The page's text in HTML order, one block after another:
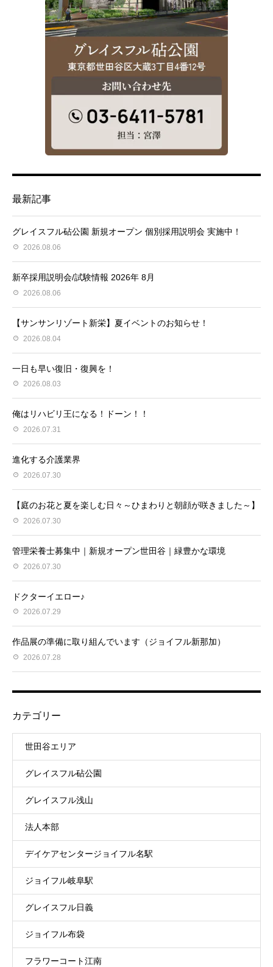
最新記事
グレイスフル砧公園 新規オープン 個別採用説明会 実施中！
2026.08.06
新卒採用説明会/試験情報 2026年 8月
2026.08.06
【サンサンリゾート新栄】夏イベントのお知らせ！
2026.08.04
一日も早い復旧・復興を！
2026.08.03
俺はリハビリ王になる！ドーン！！
2026.07.31
進化する介護業界
2026.07.30
【庭のお花と夏を楽しむ日々～ひまわりと朝顔が咲きました～】
2026.07.30
管理栄養士募集中｜新規オープン世田谷｜緑豊かな環境
2026.07.30
ドクターイエロー♪
2026.07.29
作品展の準備に取り組んでいます（ジョイフル新那加）
2026.07.28
カテゴリー
世田谷エリア
グレイスフル砧公園
グレイスフル浅山
法人本部
デイケアセンタージョイフル名駅
ジョイフル岐阜駅
グレイスフル日義
ジョイフル布袋
フラワーコート江南